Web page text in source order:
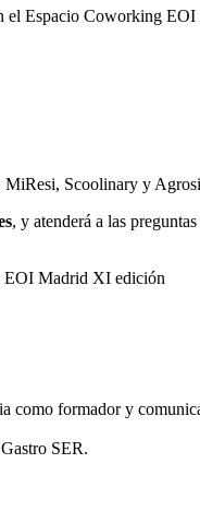
el Espacio Coworking
Scoolinary y
, y atenderá a las
EOI Madrid XI edición
como formador y
SER.